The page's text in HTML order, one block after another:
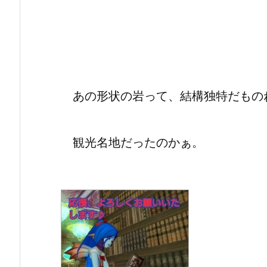
あの形状の岩って、結構独特だもの
観光名地だったのかぁ。